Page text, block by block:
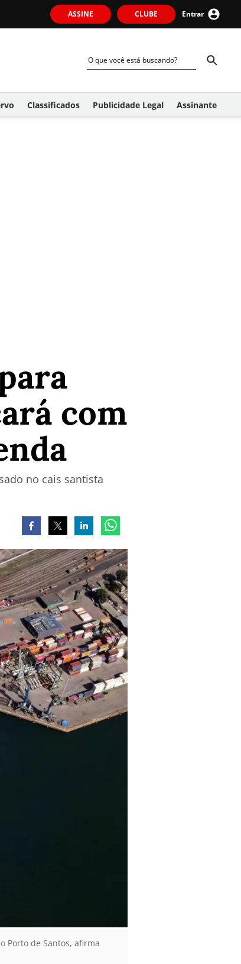
ASSINE CLUBE Entrar
Classificados Publicidade Legal Assinante
com
no cais santista
Porto de Santos, afirma